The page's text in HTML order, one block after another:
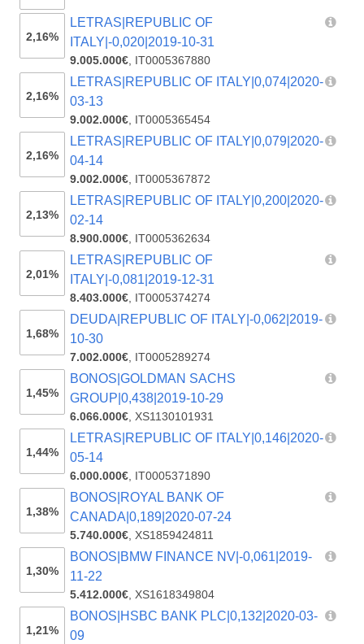
2,16%
LETRAS|REPUBLIC OF
ITALY|-0,020|2019-10-31
9.005.000€, IT0005367880
2,16%
LETRAS|REPUBLIC OF ITALY|0,074|2020-
03-13
9.002.000€, IT0005365454
2,16%
LETRAS|REPUBLIC OF ITALY|0,079|2020-
04-14
9.002.000€, IT0005367872
2,13%
LETRAS|REPUBLIC OF ITALY|0,200|2020-
02-14
8.900.000€, IT0005362634
2,01%
LETRAS|REPUBLIC OF
ITALY|-0,081|2019-12-31
8.403.000€, IT0005374274
1,68%
DEUDA|REPUBLIC OF ITALY|-0,062|2019-
10-30
7.002.000€, IT0005289274
1,45%
BONOS|GOLDMAN SACHS
GROUP|0,438|2019-10-29
6.066.000€,XS1130101931
1,44%
LETRAS|REPUBLIC OF ITALY|0,146|2020-
05-14
6.000.000€, IT0005371890
1,38%
BONOS|ROYAL BANK OF
CANADA|0,189|2020-07-24
5.740.000€,XS1859424811
1,30%
BONOS|BMW FINANCE NV|-0,061|2019-
11-22
5.412.000€,XS1618349804
1,21%
BONOS|HSBC BANK PLC|0,132|2020-03-
09